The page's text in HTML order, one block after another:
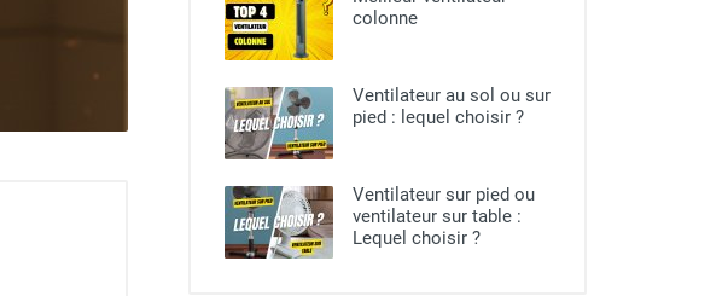
colonne
Ventilateur au sol ou sur
pied​ : lequel choisir ?
Ventilateur sur pied ou
ventilateur sur table :
Lequel choisir ?